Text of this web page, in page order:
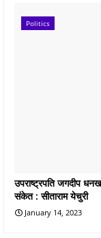
Politics
उपराष्ट्रपति जगदीप
संकेत : सीताराम येचुरी
January 14, 2023